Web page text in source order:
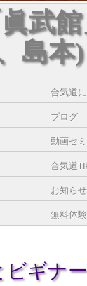
武
島本)
合気道
ブログ
動画セ
合気道
お知らせ
無料体
ビギナ